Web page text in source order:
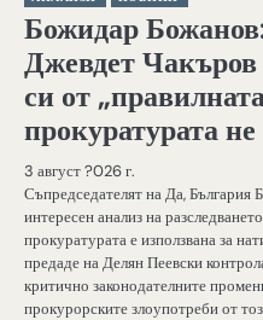
Божидар
Джевдет
си от
прокуратурата
3 август ?026 г.
Съпредседателят на Да,
интересен анализ на
прокуратурата е използвана за
предаде на Делян Пеевски
критично законодателните
прокурорските злоупотреби от